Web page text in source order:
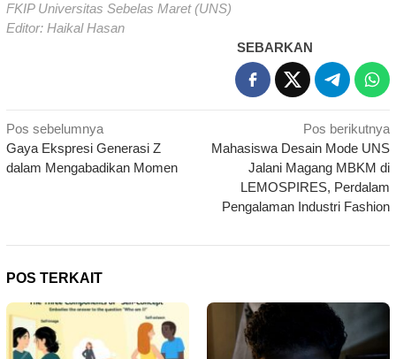
FKIP Universitas Sebelas Maret (UNS)
Editor: Haikal Hasan
SEBARKAN
Navigasi
pos
Pos sebelumnya
Gaya Ekspresi Generasi Z
dalam Mengabadikan Momen
Pos berikutnya
Mahasiswa Desain Mode UNS
Jalani Magang MBKM di
LEMOSPIRES, Perdalam
Pengalaman Industri Fashion
POS TERKAIT